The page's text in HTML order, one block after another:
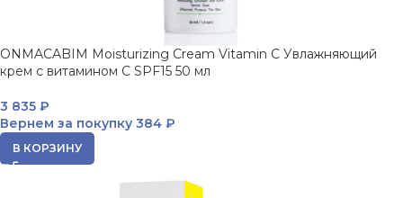
ONMACABIM Moisturizing Cream Vitamin C Увлажняющий
крем с витамином С SPF15 50 мл
3 835 ₽
Вернем за покупку 384 ₽
В КОРЗИНУ